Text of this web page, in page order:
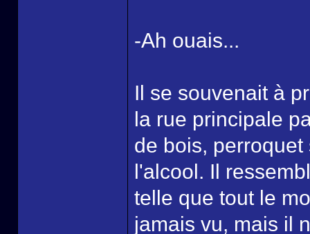
-Ah ouais...
Il se souvenait à
la rue principale
de bois,
l'alcool. Il
telle que tout le
jamais vu, mais il